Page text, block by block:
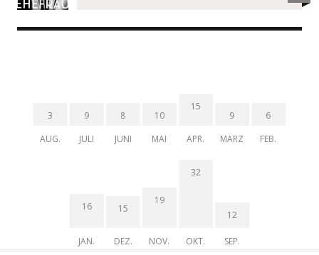
3
AUG.
9
JULI
8
JUNI
10
MAI
15
APR.
9
MÄRZ
6
FEB.
16
JAN.
15
DEZ.
19
NOV.
32
OKT.
12
SEP.